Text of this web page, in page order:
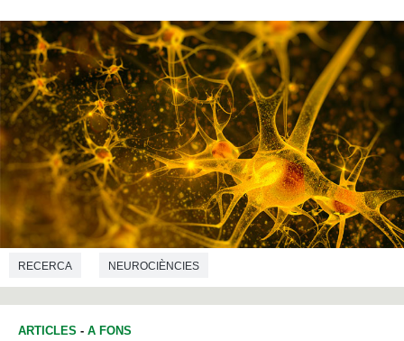
RECERCA NEUROCIÈNCIES
ARTICLES - A FONS